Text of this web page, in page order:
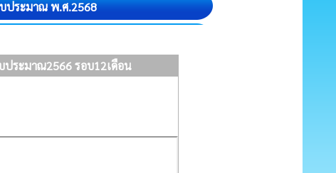
บประมาณ พ.ศ.2568
ประมาณ2566 รอบ12เดือน